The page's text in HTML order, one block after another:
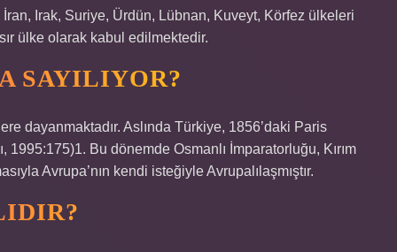
Irak, Suriye, Ürdün, Lübnan, Kuveyt, Körfez ülkeleri
ülke olarak kabul edilmektedir.
SAYILIYOR?
dayanmaktadır. Aslında Türkiye, 1856’daki Paris
Bu dönemde Osmanlı İmparatorluğu, Kırım
Avrupa’nın kendi isteğiyle Avrupalılaşmıştır.